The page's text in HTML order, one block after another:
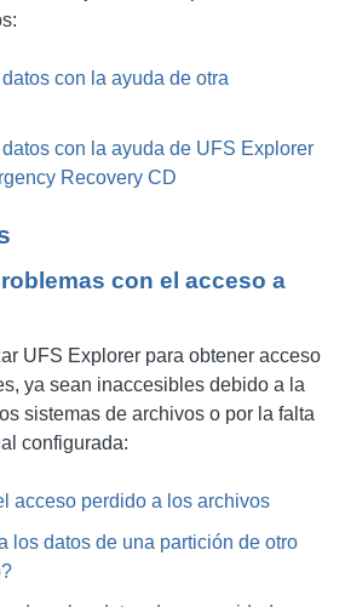
con la ayuda de otra
con la ayuda de UFS Explorer
Recovery CD
con el acceso a
UFS Explorer para obtener acceso
ya sean inaccesibles debido a la
sistemas de archivos o por la falta
configurada:
acceso perdido a los archivos
los datos de una partición de otro